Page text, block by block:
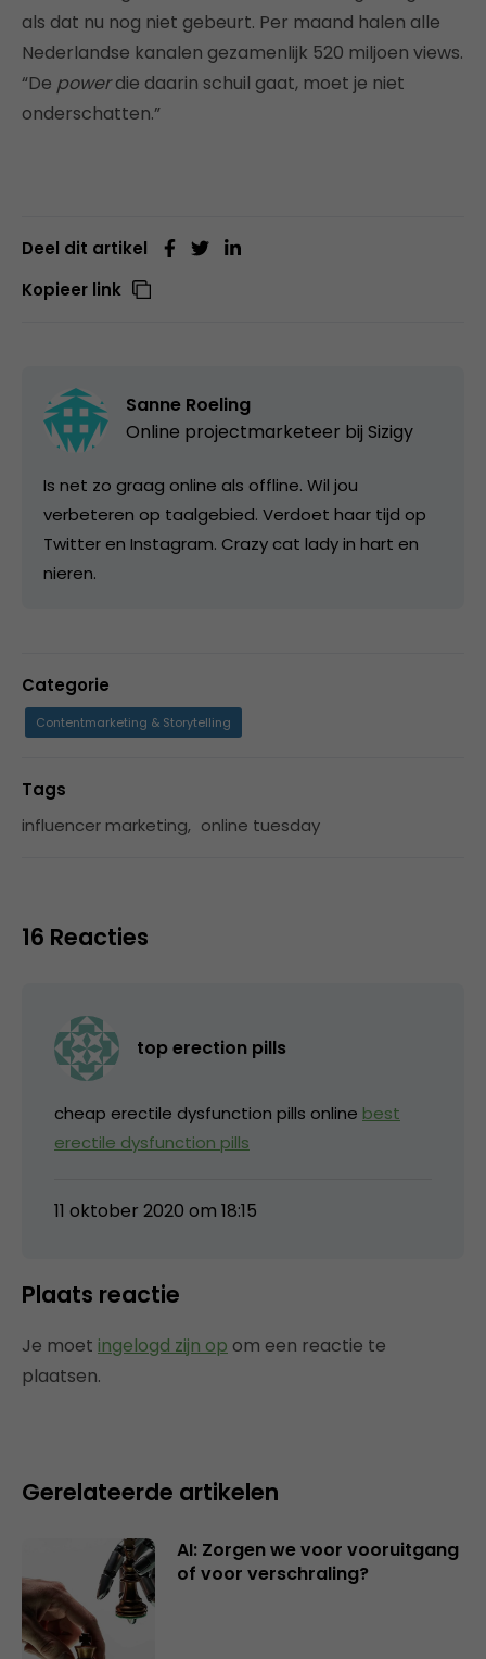
als dat nu nog niet gebeurt. Per maand halen alle
Nederlandse kanalen gezamenlijk 520 miljoen views.
“De powerdie daarin schuil gaat, moet je niet
onderschatten.”
Deel dit artikel
Kopieer link
Sanne Roeling
Online projectmarketeer bij Sizigy
Is net zo graag online als offline. Wil jou
verbeteren op taalgebied. Verdoet haar tijd op
Twitter en Instagram. Crazy cat lady in hart en
nieren.
Categorie
Contentmarketing & Storytelling
Tags
influencer marketing, online tuesday
16 Reacties
top erection pills
cheap erectile dysfunction pills online best
erectile dysfunction pills
11 oktober 2020 om 18:15
Plaats reactie
Je moet ingelogd zijn op om een reactie te
plaatsen.
Gerelateerde artikelen
AI: Zorgen we voor vooruitgang
of voor verschraling?